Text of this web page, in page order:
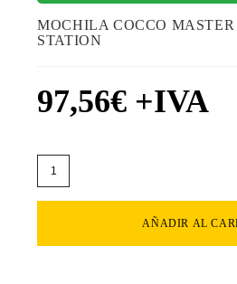
MOCHILA COCCO
STATION
97,56€ +IVA
AÑADIR AL